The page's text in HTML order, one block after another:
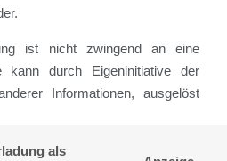
ist nicht zwingend an eine
kann durch Eigeninitiative der
Informationen, ausgelöst
zwischen einer Vorladung und
als